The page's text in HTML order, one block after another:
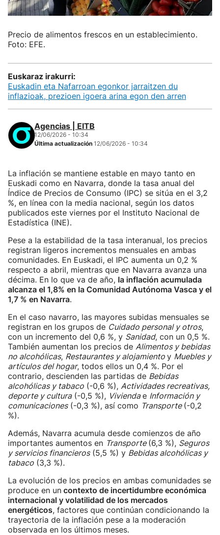
Precio de alimentos frescos en un establecimiento.
Foto: EFE.
Euskaraz irakurri:
Euskadin eta Nafarroan egonkor jarraitzen du
inflazioak, prezioen igoera arina egon den arren
Agencias | EITB
12/06/2026 - 10:34
Última actualización 12/06/2026 - 10:34
La inflación se mantiene estable en mayo tanto en
Euskadi como en Navarra, donde la tasa anual del
Índice de Precios de Consumo (IPC) se sitúa en el 3,2
%, en línea con la media nacional, según los datos
publicados este viernes por el Instituto Nacional de
Estadística (INE).
Pese a la estabilidad de la tasa interanual, los precios
registran ligeros incrementos mensuales en ambas
comunidades. En Euskadi, el IPC aumenta un 0,2 %
respecto a abril, mientras que en Navarra avanza una
décima. En lo que va de año, la inflación acumulada
alcanza el 1,8% en la Comunidad Autónoma Vasca y el
1,7 % en Navarra.
En el caso navarro, las mayores subidas mensuales se
registran en los grupos de Cuidado personal y otros,
con un incremento del 0,6 %, y Sanidad, con un 0,5 %.
También aumentan los precios de Alimentos y bebidas
no alcohólicas, Restaurantes y alojamiento y Muebles y
artículos del hogar, todos ellos un 0,4 %. Por el
contrario, descienden las partidas de Bebidas
alcohólicas y tabaco (-0,6 %), Actividades recreativas,
deporte y cultura(-0,5 %), Viviendae Información y
comunicaciones(-0,3 %), así como Transporte (-0,2
%).
Además, Navarra acumula desde comienzos de año
importantes aumentos en Transporte (6,3 %), Seguros
y servicios financieros(5,5 %) y Bebidas alcohólicas y
tabaco (3,3 %).
La evolución de los precios en ambas comunidades se
produce en un contexto de incertidumbre económica
internacional y volatilidad de los mercados
energéticos, factores que continúan condicionando la
trayectoria de la inflación pese a la moderación
observada en los últimos meses.